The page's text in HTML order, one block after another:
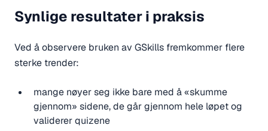
Synlige resultater i praksis
Ved å observere bruken av GSkills fremkommer flere
sterke trender:
mange nøyer seg ikke bare med å «skumme
gjennom» sidene, de går gjennom hele løpet og
validerer quizene